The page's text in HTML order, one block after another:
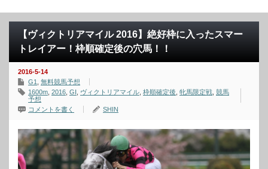
【ヴィクトリアマイル 2016】絶好枠に入ったスマー
トレイアー！枠順確定後の穴馬！！
2016-5-14
G1
無料競馬予想
1600m 2016 GⅠ ヴィクトリアマイル 枠順確定後 牝馬限定戦 競馬
予想
コメントを書く
SHIN